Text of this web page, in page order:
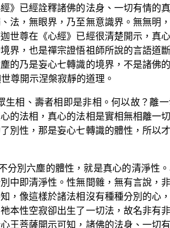
》已經詮釋諸佛的法身、一切有情的
法，無眼界，乃至無意識界。無無明
世尊在《心經》已經很清楚開示，真
界，也是禪宗證悟祖師所說的言語道
的乃是妄心七轉識的境界，不是諸佛
尊開示涅槃寂靜的道理。
相、壽者相即是非相。何以故？離
的法相，真心的法相是實相無相離一
別性，那是妄心七轉識的體性，所以
別六塵的體性，就是真心的清淨性
中即清淨性。性無間雜，無有言說，
，像這樣於諸法相沒有種種分別的心
本性空寂卻出生了一切法，故名非有
王菩薩開示可知，諸佛的法身、一切